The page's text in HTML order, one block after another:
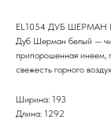
EL1054 ДУБ ШЕРМАН
Дуб Шерман белый —
припорошенная инеем,
свежесть горного
Ширина: 193
Длина: 1292